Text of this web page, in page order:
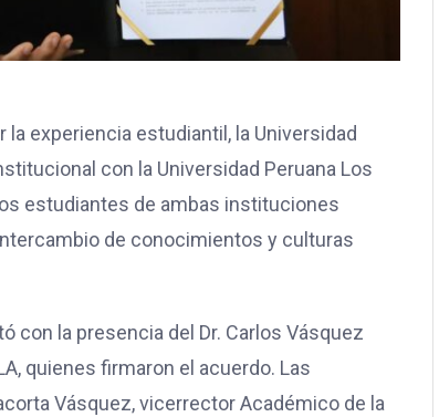
experiencia estudiantil, la Universidad
con la Universidad Peruana Los
estudiantes de ambas instituciones
de conocimientos y culturas
con la presencia del Dr. Carlos Vásquez
quienes firmaron el acuerdo. Las
Vásquez, vicerrector Académico de la